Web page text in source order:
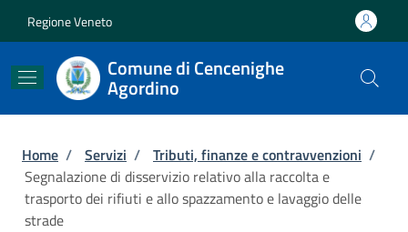
Regione Veneto
Comune di Cencenighe
Agordino
Briciole di pane
Home / Servizi / Tributi, finanze e contravvenzioni /
Segnalazione di disservizio relativo alla raccolta e
trasporto dei rifiuti e allo spazzamento e lavaggio delle
strade